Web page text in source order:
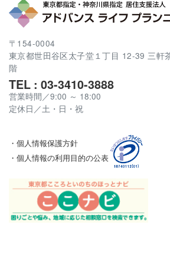
〒154-0004
東京都世田谷区太子堂１丁目 12-39 三軒
階
TEL : 03-3410-3888
営業時間／9:00 ～ 18:00
定休日／土・日・祝
・個人情報保護方針
・個人情報の利用目的の公表